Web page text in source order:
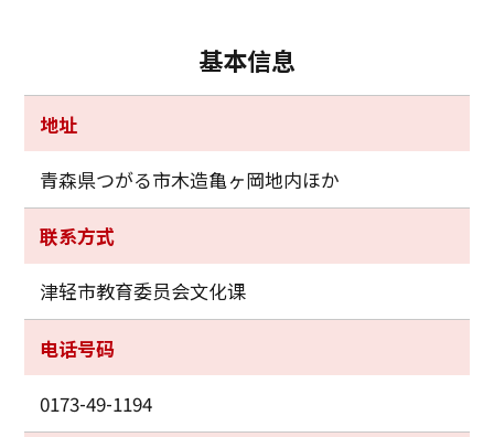
基本信息
地址
青森県つがる市木造亀ヶ岡地内ほか
联系方式
津轻市教育委员会文化课
电话号码
0173-49-1194